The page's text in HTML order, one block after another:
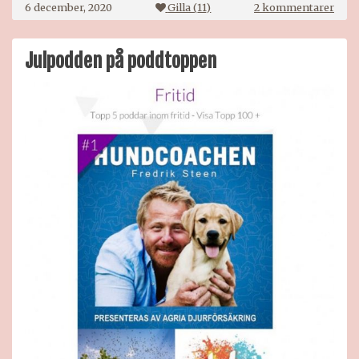
6 december, 2020 Gilla (11) 2 kommentarertill
Julpodden på poddtoppen